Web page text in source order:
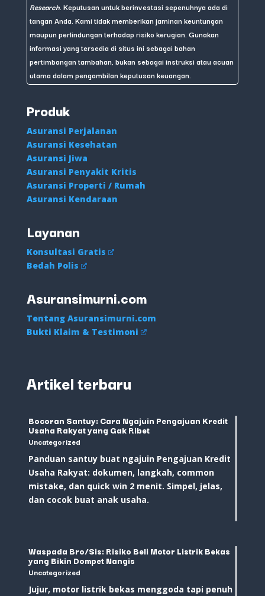
Research . Keputusan untuk berinvestasi sepenuhnya ada di
tangan Anda. Kami tidak memberikan jaminan keuntungan
maupun perlindungan terhadap risiko kerugian. Gunakan
informasi yang tersedia di situs ini sebagai bahan
pertimbangan tambahan, bukan sebagai instruksi atau acuan
utama dalam pengambilan keputusan keuangan.
Produk
Asuransi Perjalanan
Asuransi Kesehatan
Asuransi Jiwa
Asuransi Penyakit Kritis
Asuransi Properti / Rumah
Asuransi Kendaraan
Layanan
Konsultasi Gratis
Bedah Polis
Asuransimurni.com
Tentang Asuransimurni.com
Bukti Klaim & Testimoni
Artikel terbaru
Bocoran Santuy: Cara Ngajuin Pengajuan Kredit
Usaha Rakyat yang Gak Ribet
Uncategorized
Panduan santuy buat ngajuin Pengajuan Kredit
Usaha Rakyat: dokumen, langkah, common
mistake, dan quick win 2 menit. Simpel, jelas,
dan cocok buat anak usaha.
Waspada Bro/Sis: Risiko Beli Motor Listrik Bekas
yang Bikin Dompet Nangis
Uncategorized
Jujur, motor listrik bekas menggoda tapi penuh